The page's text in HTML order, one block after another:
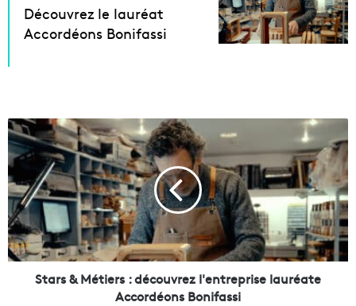
Découvrez le lauréat
Accordéons Bonifassi
S
t
a
r
s
&
M
é
t
Stars & Métiers : découvrez l'entreprise lauréate
Accordéons Bonifassi